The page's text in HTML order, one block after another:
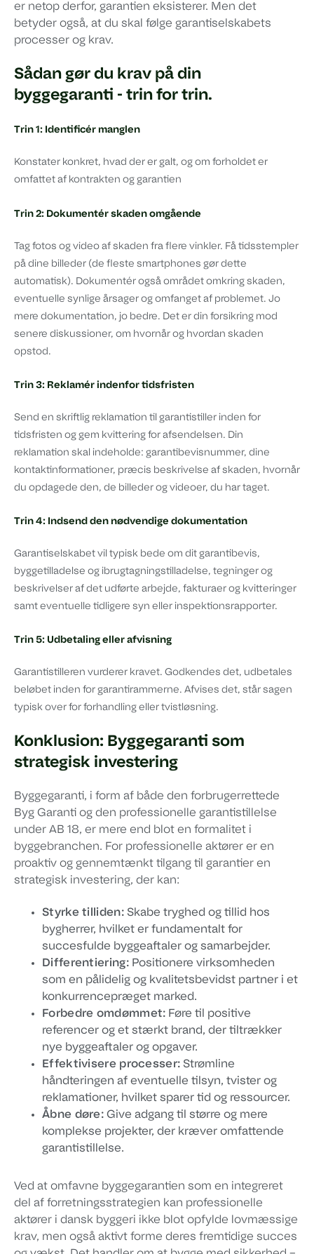
er netop derfor, garantien eksisterer. Men det
betyder også, at du skal følge garantiselskabets
processer og krav.
Sådan gør du krav på din
byggegaranti - trin for trin.
Trin 1: Identificér manglen
Konstater konkret, hvad der er galt, og om forholdet er
omfattet af kontrakten og garantien
Trin 2: Dokumentér skaden omgående
Tag fotos og video af skaden fra flere vinkler. Få tidsstempler
på dine billeder (de fleste smartphones gør dette
automatisk). Dokumentér også området omkring skaden,
eventuelle synlige årsager og omfanget af problemet. Jo
mere dokumentation, jo bedre. Det er din forsikring mod
senere diskussioner, om hvornår og hvordan skaden
opstod.
Trin 3: Reklamér indenfor tidsfristen
Send en skriftlig reklamation til garantistiller inden for
tidsfristen og gem kvittering for afsendelsen. Din
reklamation skal indeholde: garantibevisnummer, dine
kontaktinformationer, præcis beskrivelse af skaden, hvornår
du opdagede den, de billeder og videoer, du har taget.
Trin 4: Indsend den nødvendige dokumentation
Garantiselskabet vil typisk bede om dit garantibevis,
byggetilladelse og ibrugtagningstilladelse, tegninger og
beskrivelser af det udførte arbejde, fakturaer og kvitteringer
samt eventuelle tidligere syn eller inspektionsrapporter.
Trin 5: Udbetaling eller afvisning
Garantistilleren vurderer kravet. Godkendes det, udbetales
beløbet inden for garantirammerne. Afvises det, står sagen
typisk over for forhandling eller tvistløsning.
Konklusion: Byggegaranti som
strategisk investering
Byggegaranti, i form af både den forbrugerrettede
Byg Garanti og den professionelle garantistillelse
under AB 18, er mere end blot en formalitet i
byggebranchen. For professionelle aktører er en
proaktiv og gennemtænkt tilgang til garantier en
strategisk investering, der kan:
Styrke tilliden:Skabe tryghed og tillid hos
bygherrer, hvilket er fundamentalt for
succesfulde byggeaftaler og samarbejder.
Differentiering: Positionere virksomheden
som en pålidelig og kvalitetsbevidst partner i et
konkurrencepræget marked.
Forbedre omdømmet: Føre til positive
referencer og et stærkt brand, der tiltrækker
nye byggeaftaler og opgaver.
Effektivisere processer: Strømline
håndteringen af eventuelle tilsyn, tvister og
reklamationer, hvilket sparer tid og ressourcer.
Åbne døre:Give adgang til større og mere
komplekse projekter, der kræver omfattende
garantistillelse.
Ved at omfavne byggegarantien som en integreret
del af forretningsstrategien kan professionelle
aktører i dansk byggeri ikke blot opfylde lovmæssige
krav, men også aktivt forme deres fremtidige succes